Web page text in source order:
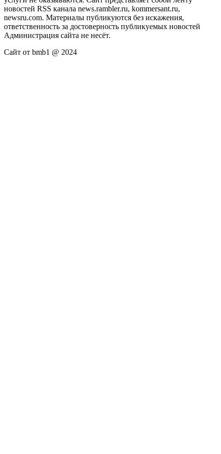
новостей RSS канала news.rambler.ru, kommersant.ru,
newsru.com. Материалы публикуются без искажения,
ответственность за достоверность публикуемых новостей
Администрация сайта не несёт.
Сайт от bmb1 @ 2024